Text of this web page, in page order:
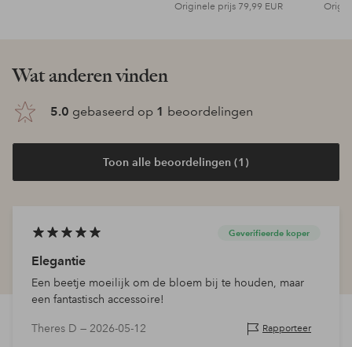
Originele prijs 79,99 EUR
Wat anderen vinden
5.0 gebaseerd op 1 beoordelingen
Toon alle beoordelingen (1)
Geverifieerde koper
Elegantie
Een beetje moeilijk om de bloem bij te houden, maar
een fantastisch accessoire!
Theres D — 2026-05-12 Rapporteer